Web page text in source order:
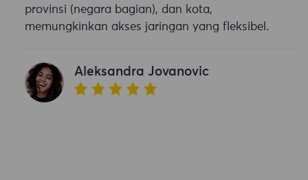
provinsi (negara bagian), dan kota,
memungkinkan akses jaringan yang fleksibel.
Aleksandra Jovanovic